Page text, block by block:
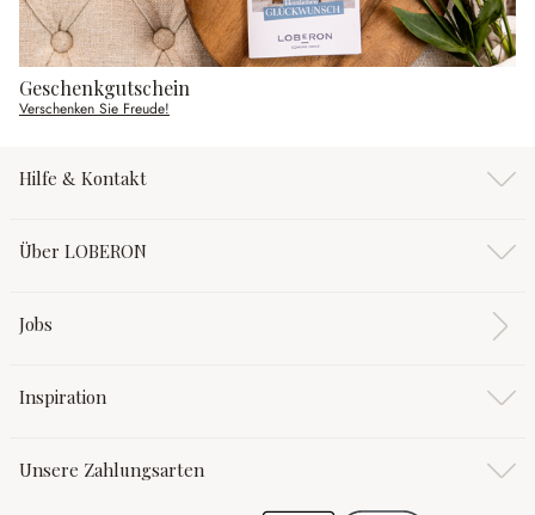
Geschenkgutschein
Verschenken Sie Freude!
Hilfe & Kontakt
Über LOBERON
Jobs
Inspiration
Unsere Zahlungsarten